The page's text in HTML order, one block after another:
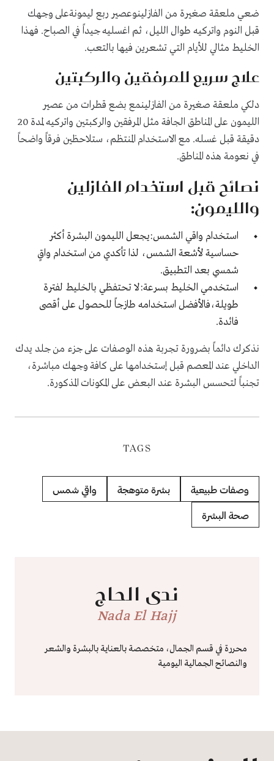
ضعي ملعقة صغيرة من الفازلينوعصير ربع ليمونةعلى وجهك
قبل النوم واتركيه طوال الليل، ثم اغسليه جيداً في الصباح. فهذا
الخليط مثالي للأيام التي تشعرين فيها بالتعب.
علاج سريع للمرفقين والركبتين
دلكي ملعقة صغيرة من الفازلينمع بضع قطرات من عصير
الليمون على المناطق الجافة مثل المرفقين والركبتين واتركيه لمدة 20
دقيقة قبل غسله. مع الاستخدام المنتظم، ستلاحظين فرقاً واضحاً
في نعومة هذه المناطق.
نصائح قبل استخدام الفازلين
والليمون:
استخدام واقي الشمس:يجعل الليمون البشرة أكثر
حساسية لأشعة الشمس، لذا تأكدي من استخدام واقٍ
شمسي بعد التطبيق.
استخدمي الخليط بسرعة:لا تحتفظي بالخليط لفترة
طويلة،فالأفضل استخدامه طازجاً للحصول على أقصى
فائدة.
نذكرك دائماً بضرورة تجربة هذه الوصفات على جزء من جلد يدك
الداخلي عند المعصم قبل إستخدامها على كافة وجهك مباشرة،
تجنباً لتحسس البشرة عند البعض على المكونات المذكورة.
TAGS
وصفات طبيعية بشرة متوهجة واقي شمس
صحة البشرة
ندى الحاج
Nada El Hajj
محررة في قسم الجمال، متخصصة بالعناية بالبشرة والشعر
والنصائح الجمالية اليومية